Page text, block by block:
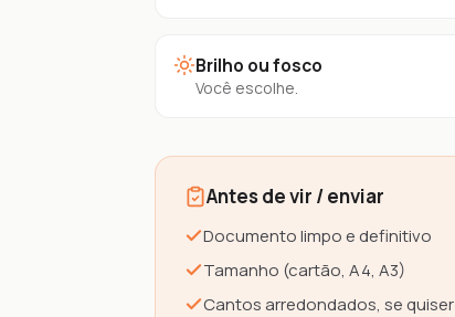
Brilho ou fosco
Você escolhe.
Antes de vir / enviar
Documento limpo e definitivo
Tamanho (cartão, A4, A3)
Cantos arredondados, se quiser